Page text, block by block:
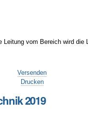
vom Bereich wird
Versenden
Drucken
2019